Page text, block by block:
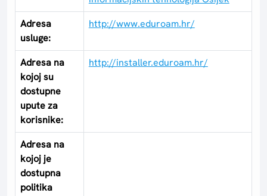
Adresa
usluge:
http://www.eduroam.hr/
Adresa na
kojoj su
dostupne
upute za
korisnike:
http://installer.eduroam.hr/
Adresa na
kojoj je
dostupna
politika